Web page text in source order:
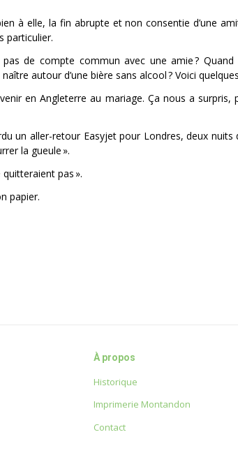
à elle, la fin abrupte et non consentie d’une
particulier.
de compte commun avec une amie ?
autour d’une bière sans alcool ? Voici
en Angleterre au mariage. Ça nous a surpris,
un aller-retour Easyjet pour Londres, deux nuits
la gueule ».
pas ».
papier.
À propos
Historique
Imprimerie Montandon
Contact